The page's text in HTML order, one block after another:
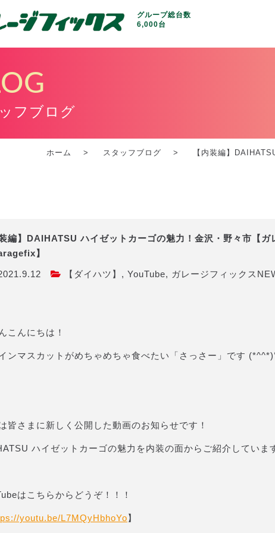
グループ総台数
6,000台
フブログ
ホーム スタッフブログ 【内装編】
装編】DAIHATSU ハイゼットカーゴの魅力！金沢・野々市【ガ
】
【ダイハツ】 , YouTube, ガレージフィックス
こんにちは！
ンマスカットがめちゃめちゃ食べたい「さっさー」です
皆さまに新しく公開した動画のお知らせです！
ハイゼットカーゴの魅力を内装の面からご紹介していま
はこちらからどうぞ！！！
youtu.be/L7MQyHbhoYo】